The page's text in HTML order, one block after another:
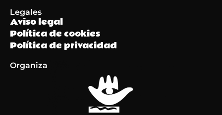
Legales
Aviso legal
Política de cookies
Política de privacidad
Organiza